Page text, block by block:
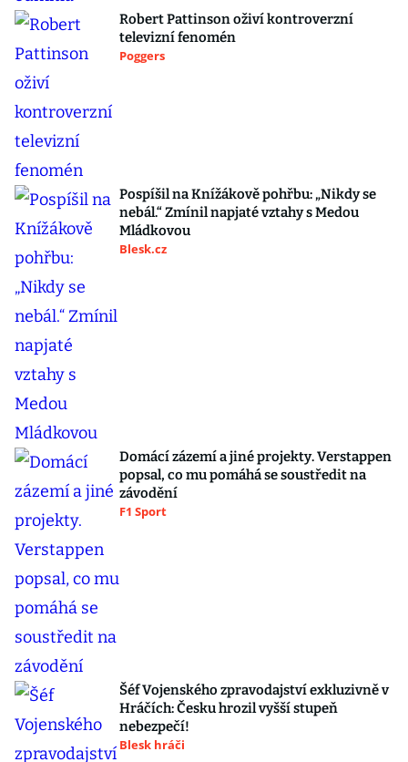
Robert Pattinson oživí kontroverzní
televizní fenomén
Poggers
Pospíšil na Knížákově pohřbu: „Nikdy se
nebál.“ Zmínil napjaté vztahy s Medou
Mládkovou
Blesk.cz
Domácí zázemí a jiné projekty. Verstappen
popsal, co mu pomáhá se soustředit na
závodění
F1 Sport
Šéf Vojenského zpravodajství exkluzivně v
Hráčích: Česku hrozil vyšší stupeň
nebezpečí!
Blesk hráči